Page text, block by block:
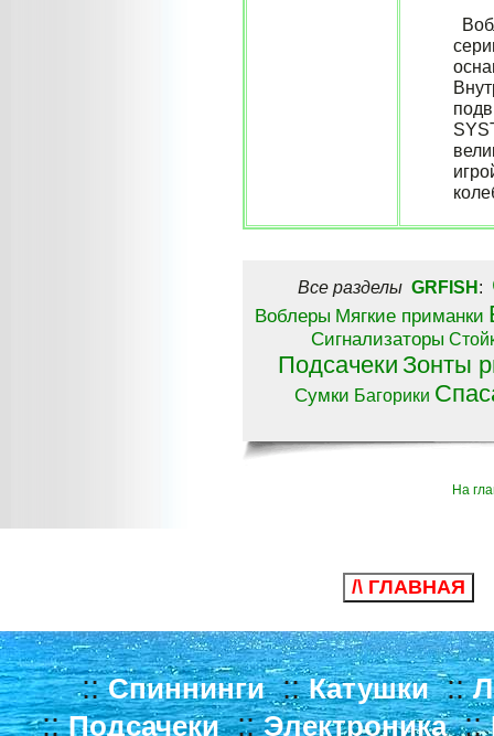
Все разделы GRFISH :
Воблеры Мягкие приманки
Сигнализаторы
Подсачеки Зонты
Сумки Багорики
На
/\ ГЛАВНАЯ
::Спиннинги::Катушки::
::Подсачеки::Электроника::